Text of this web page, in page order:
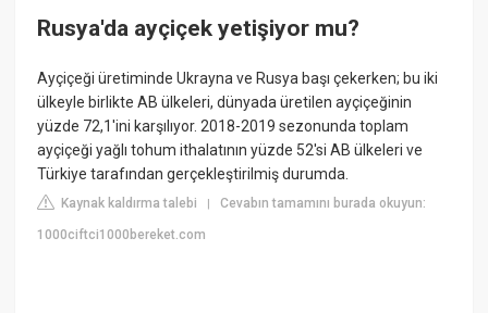
Rusya'da ayçiçek yetişiyor mu?
Ayçiçeği üretiminde Ukrayna ve Rusya başı çekerken; bu iki
ülkeyle birlikte AB ülkeleri, dünyada üretilen ayçiçeğinin
yüzde 72,1'ini karşılıyor. 2018-2019 sezonunda toplam
ayçiçeği yağlı tohum ithalatının yüzde 52'si AB ülkeleri ve
Türkiye tarafından gerçekleştirilmiş durumda.
Kaynak kaldırma talebi |Cevabın tamamını burada okuyun:
1000ciftci1000bereket.com